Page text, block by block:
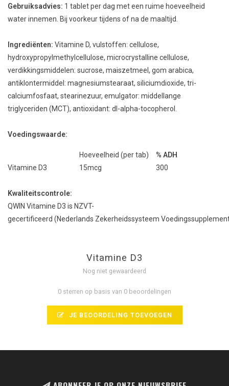
Gebruiksadvies: 1 tablet per dag met een ruime hoeveelheid
water innemen. Bij voorkeur tijdens of na de maaltijd.
Ingrediënten: Vitamine D, vulstoffen: cellulose,
hydroxypropylmethylcellulose, microcrystalline cellulose,
verdikkingsmiddelen: sucrose, maiszetmeel, gom arabica,
antiklontermiddel: magnesiumstearaat, siliciumdioxide, tri-
calciumfosfaat, stearinezuur, emulgator: middellange
triglyceriden (MCT), antioxidant: dl-alpha-tocopherol.
Voedingswaarde:
Hoeveelheid (per tab)
% ADH
Vitamine D3
15mcg 300
Kwaliteitscontrole:
QWIN Vitamine D3 is NZVT-
gecertificeerd (Nederlands Zekerheidssysteem
Vitamine D3
Nog niet gewaardeerd
0 sterren op basis van 0 beoordelingen
JE BEOORDELING TOEVOEGEN